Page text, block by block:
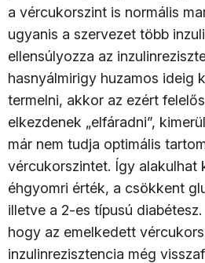
a vércukorszint is normális
ugyanis a szervezet több
ellensúlyozza az
hasnyálmirigy huzamos ideig
termelni, akkor az ezért
elkezdenek „elfáradni”,
már nem tudja optimális
vércukorszintet. Így alakulhat
éhgyomri érték, a csökkent
illetve a 2-es típusú
hogy az emelkedett
inzulinrezisztencia még